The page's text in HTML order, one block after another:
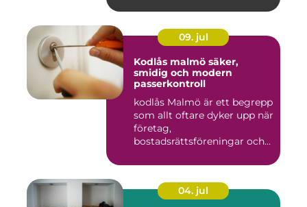
09. jul
Kodlås malmö säker,
smidig och modern
passerkontroll
kodlås Malmö är ett begrepp
som allt oftare dyker upp när
företag,
bostadsrättsföreningar och
04. jul